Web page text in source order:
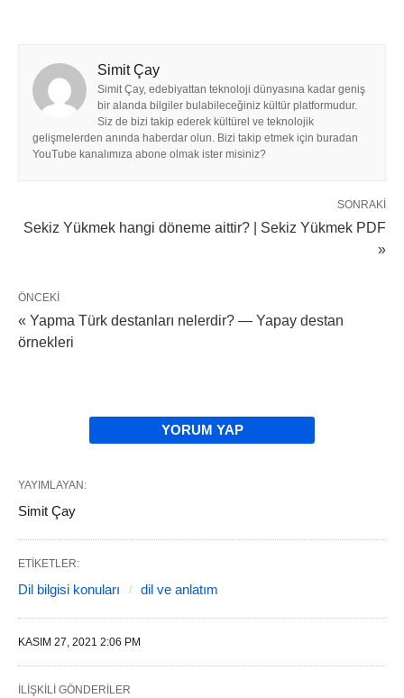
Simit Çay
Simit Çay, edebiyattan teknoloji dünyasına kadar geniş
bir alanda bilgiler bulabileceğiniz kültür platformudur.
Siz de bizi takip ederek kültürel ve teknolojik
gelişmelerden anında haberdar olun. Bizi takip etmek için buradan
YouTube kanalımıza abone olmak ister misiniz?
SONRAKI
Sekiz Yükmek hangi döneme aittir? | Sekiz Yükmek PDF
»
ÖNCEKI
« Yapma Türk destanları nelerdir? — Yapay destan
örnekleri
YORUM YAP
YAYIMLAYAN:
Simit Çay
ETIKETLER:
Dil bilgisi konuları dil ve anlatım
KASIM 27, 2021 2:06 PM
İLIŞKILI GÖNDERILER